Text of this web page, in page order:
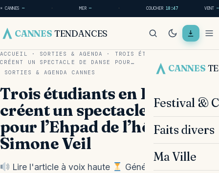
☀ CANNES — · MER— · COUCHER18:47 VENT —
CANNES TENDANCES
CANNES
Festival &
Faits divers
Ma Ville
ACCUEIL · SORTIES & AGENDA ·
TROIS ÉTUDIANTS EN BTS
CRÉENT UN SPECTACLE DE DANSE POUR…
SORTIES & AGENDA
CANNES
Trois étudiants en BTS
créent un spectacle de danse
pour l’Ehpad de l’hôpital
Simone Veil
Lire l'article à voix haute
Génération en cours...